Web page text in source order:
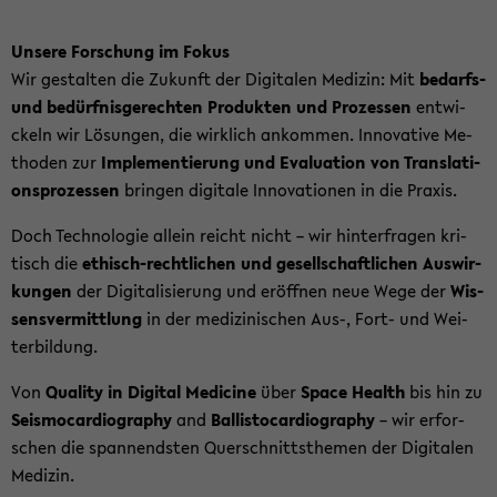
Un­se­re For­schung im Fokus
Wir ge­stal­ten die Zu­kunft der Di­gi­ta­len Me­di­zin: Mit bedarfs-​
und be­dürf­nis­ge­rech­ten Pro­duk­ten und Pro­zes­sen ent­wi­
ckeln wir Lö­sun­gen, die wirk­lich an­kom­men. In­no­va­ti­ve Me­
tho­den zur Im­ple­men­tie­rung und Eva­lua­ti­on von Trans­la­ti­
ons­pro­zes­sen brin­gen di­gi­ta­le In­no­va­tio­nen in die Pra­xis.
Doch Tech­no­lo­gie al­lein reicht nicht – wir hin­ter­fra­gen kri­
tisch dieethisch-​rechtlichen und ge­sell­schaft­li­chen Aus­wir­
kun­gen der Di­gi­ta­li­sie­rung und er­öff­nen neue Wege derWis­
sens­ver­mitt­lung in der me­di­zi­ni­schen Aus-, Fort- und Wei­
ter­bil­dung.
Von Qua­li­ty in Di­gi­tal Me­di­ci­ne überSpace Health bis hin zu
Seis­mo­car­dio­gra­phyand Bal­listo­car­dio­gra­phy– wir er­for­
schen die span­nends­ten Quer­schnitts­the­men der Di­gi­ta­len
Me­di­zin.